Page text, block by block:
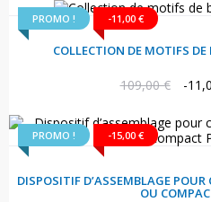
PROMO ! -11,00 €
COLLECTION DE MOTIFS DE
Prix
109,00 € -
PROMO ! -15,00 €
DISPOSITIF D’ASSEMBLAGE
OU